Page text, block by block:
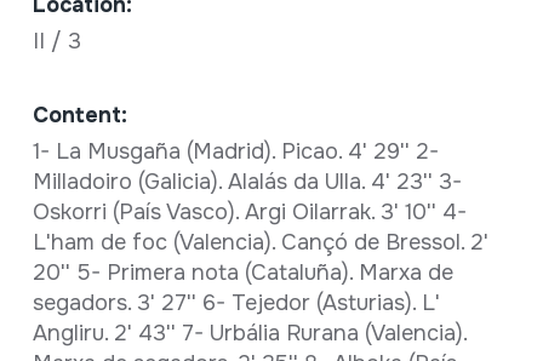
II / 3
Content:
1- La Musgaña (Madrid). Picao. 4' 29'' 2-
Milladoiro (Galicia). Alalás da Ulla. 4' 23'' 3-
Oskorri (País Vasco). Argi Oilarrak. 3' 10'' 4-
L'ham de foc (Valencia). Cançó de Bressol. 2'
20'' 5- Primera nota (Cataluña). Marxa de
segadors. 3' 27'' 6- Tejedor (Asturias). L'
Angliru. 2' 43'' 7- Urbália Rurana (Valencia).